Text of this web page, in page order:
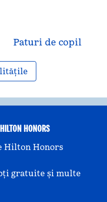
Paturi de copil
HONORS
Hilton Honors
gratuite și multe